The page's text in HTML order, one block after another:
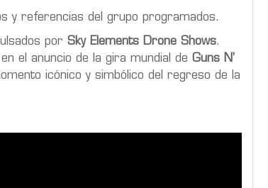
y referencias del grupo programados.
por Sky Elements Drone Shows.
el anuncio de la gira mundial de Guns N'
icónico y simbólico del regreso de la